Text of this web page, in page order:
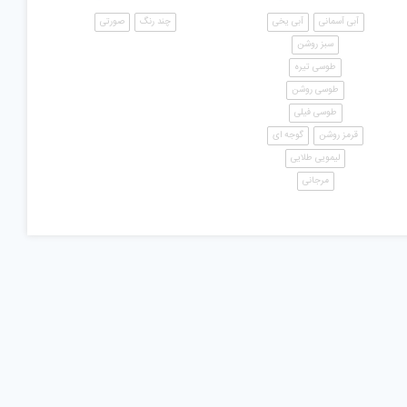
آبی آسمانی
آبی یخی
سبز روشن
طوسی تیره
طوسی روشن
طوسی فیلی
قرمز روشن
گوجه ای
لیمویی طلایی
مرجانی
چند رنگ صورتی